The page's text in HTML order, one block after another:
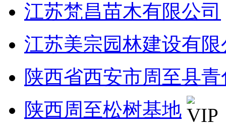
江苏梵昌苗木有限公司
江苏美宗园林建设有限
陕西省西安市周至县
陕西周至松树基地